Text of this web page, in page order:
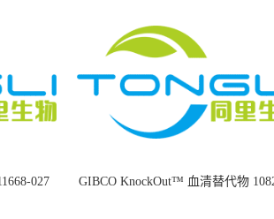
027 GIBCO KnockOut™ 血清替代物